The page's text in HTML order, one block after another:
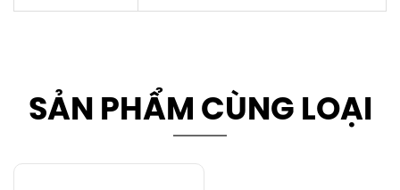
SẢN PHẨM CÙNG LOẠI